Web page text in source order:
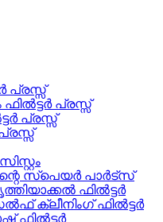
പ്രസ്സ്
ഫിൽട്ടർ പ്രസ്സ്
പ്രസ്സ്
സ്പെയർ പാർട്സ്
ഫിൽട്ടർ
ക്ലീനിംഗ് ഫിൽട്ടർ
ഫിൽട്ടർ